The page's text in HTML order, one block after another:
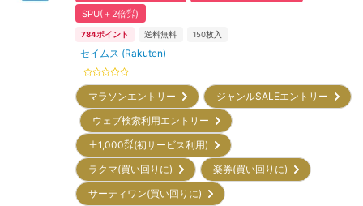
SPU(＋2倍㌽)
784ポイント 送料無料 150枚入
セイムス (Rakuten)
マラソンエントリー
ジャンルSALEエントリー
ウェブ検索利用エントリー
＋1,000㌽(初サービス利用)
ラクマ(買い回りに)
楽券(買い回りに)
サーティワン(買い回りに)